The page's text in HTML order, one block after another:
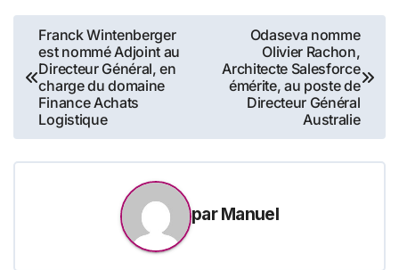
Navigation
de
l’article
Franck Wintenberger
est nommé Adjoint au
Directeur Général, en
charge du domaine
Finance Achats
Logistique
Odaseva nomme
Olivier Rachon,
Architecte Salesforce
émérite, au poste de
Directeur Général
Australie
parManuel